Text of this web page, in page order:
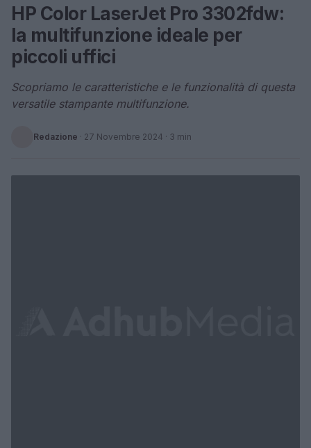
HP Color LaserJet Pro 3302fdw:
la multifunzione ideale per
piccoli uffici
Scopriamo le caratteristiche e le funzionalità di questa
versatile stampante multifunzione.
Redazione · 27 Novembre 2024 · 3 min